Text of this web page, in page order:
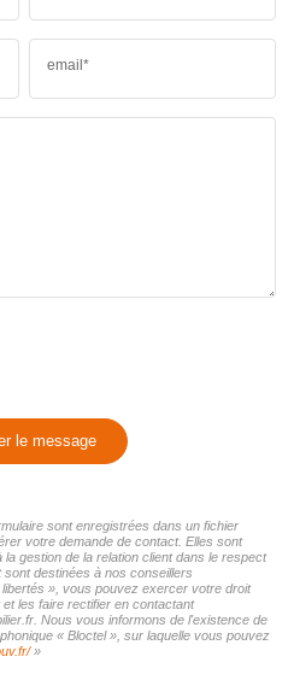
email*
le message
sont enregistrées dans un fichier
votre demande de contact. Elles sont
gestion de la relation client dans le respect
destinées à nos conseillers
», vous pouvez exercer votre droit
les faire rectifier en contactant
Nous vous informons de l'existence de
« Bloctel », sur laquelle vous pouvez
»